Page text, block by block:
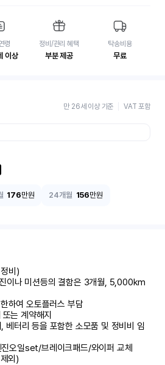
령
이상
정비/관리 혜택
부분 제공
탁송비용
무료
만 26세 이상 기준 VAT 포함
176만원 24개월 156만원
비)
이나 미션등의 결함은 3개월, 5,000km
하여 오토플러스 부담
는 계약해지
터리 등을 포함한 소모품 및 정비비 임
오일set/브레이크패드/와이퍼 교체
외)